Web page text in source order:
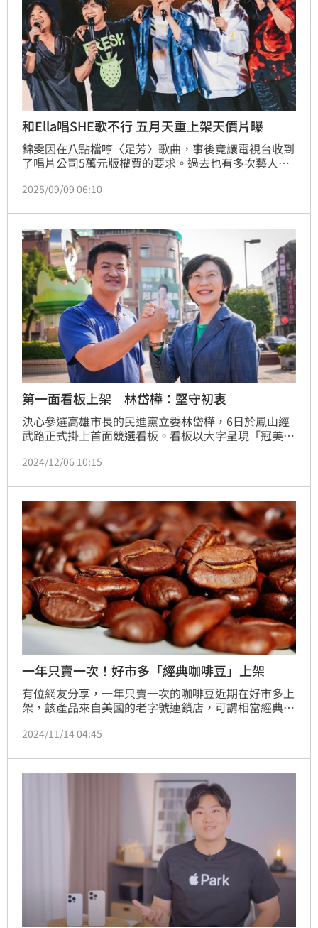
和Ella唱SHE歌不行 五月天重上架天價片曝
錦雯因在八點檔哼〈足芳〉歌曲，事後竟讓電視台收到
了唱片公司5萬元版權費的要求。過去也有多次藝人因
S.H.E經典歌曲〈五月天〉，事後影片上架後亦無預警
版權問題後才得以重新曝光。
2025/09/09 06:10
第一面看板上架 林岱樺：堅守初衷
決心參選高雄市長的民進黨立委林岱樺，6日於鳳山經
武路正式掛上首面競選看板。看板以大字呈現「冠美佛
注。
2024/12/06 10:15
一年只賣一次！好市多「經典咖啡豆」上架
有位網友分享，一年只賣一次的咖啡豆近期在好市多上
架，該產品來自美國的老字號連鎖店，可謂相當經典。
顧客的回應，各家好市多的銷售狀況較不相同，有的沒
建議，在出發購物前，可先致電客服詢問貨況，以免撲
空。
2024/11/14 04:45